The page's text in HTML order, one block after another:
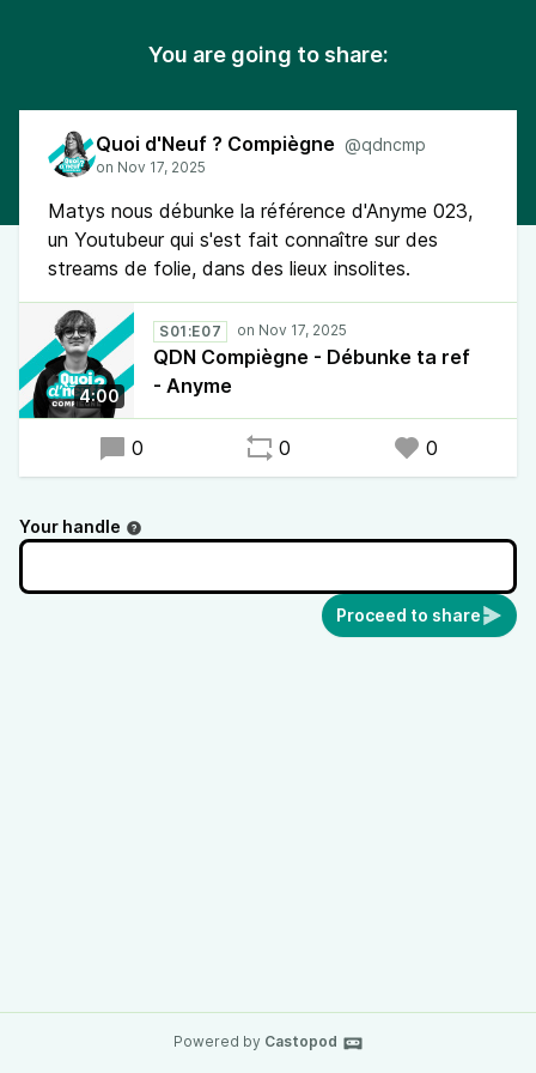
You are going to share:
Quoi d'Neuf ? Compiègne @qdncmp
Matys nous débunke la référence d'Anyme 023,
un Youtubeur qui s'est fait connaître sur des
streams de folie, dans des lieux insolites.
4:00
S01:E07
QDN Compiègne - Débunke ta ref
- Anyme
0 0 0
Your handle
Proceed to share
Powered by Castopod